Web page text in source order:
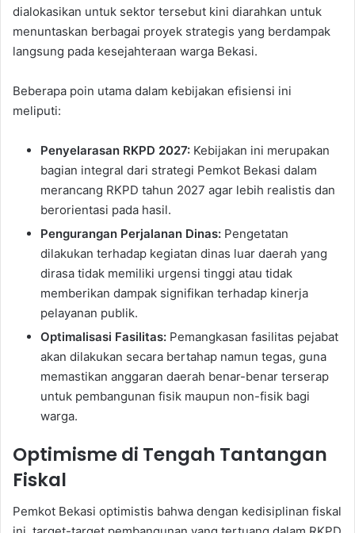
dialokasikan untuk sektor tersebut kini diarahkan untuk
menuntaskan berbagai proyek strategis yang berdampak
langsung pada kesejahteraan warga Bekasi.
Beberapa poin utama dalam kebijakan efisiensi ini
meliputi:
Penyelarasan RKPD 2027: Kebijakan ini merupakan
bagian integral dari strategi Pemkot Bekasi dalam
merancang RKPD tahun 2027 agar lebih realistis dan
berorientasi pada hasil.
Pengurangan Perjalanan Dinas: Pengetatan
dilakukan terhadap kegiatan dinas luar daerah yang
dirasa tidak memiliki urgensi tinggi atau tidak
memberikan dampak signifikan terhadap kinerja
pelayanan publik.
Optimalisasi Fasilitas: Pemangkasan fasilitas pejabat
akan dilakukan secara bertahap namun tegas, guna
memastikan anggaran daerah benar-benar terserap
untuk pembangunan fisik maupun non-fisik bagi
warga.
Optimisme di Tengah Tantangan
Fiskal
Pemkot Bekasi optimistis bahwa dengan kedisiplinan fiskal